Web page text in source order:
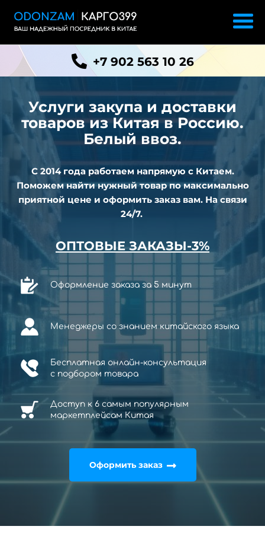
+7 902 563 10 26
Услуги закупа и доставки
товаров из Китая в Россию.
Белый ввоз.
С 2014 года работаем напрямую с Китаем.
Поможем найти нужный товар по максимально
приятной цене и оформить заказ вам. На связи
24/7.
ОПТОВЫЕ ЗАКАЗЫ-3%
Оформление заказа за 5 минут
Менеджеры со знанием китайского языка
Бесплатная онлайн-консультация
с подбором товара
Доступ к 6 самым популярным
маркетплейсам Китая
Оформить заказ